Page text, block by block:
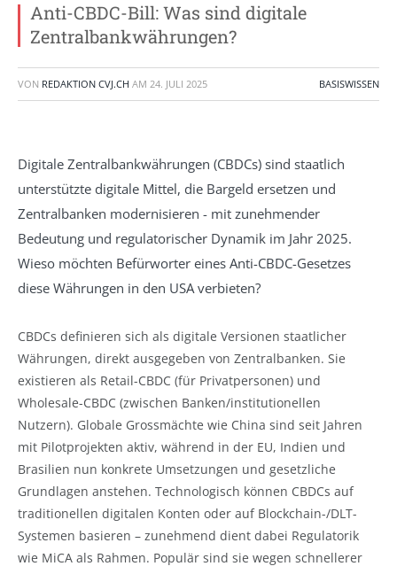
Anti-CBDC-Bill: Was sind digitale
Zentralbankwährungen?
VON REDAKTION CVJ.CH AM 24. JULI 2025 BASISWISSEN
Digitale Zentralbankwährungen (CBDCs) sind staatlich
unterstützte digitale Mittel, die Bargeld ersetzen und
Zentralbanken modernisieren - mit zunehmender
Bedeutung und regulatorischer Dynamik im Jahr 2025.
Wieso möchten Befürworter eines Anti-CBDC-Gesetzes
diese Währungen in den USA verbieten?
CBDCs definieren sich als digitale Versionen staatlicher
Währungen, direkt ausgegeben von Zentralbanken. Sie
existieren als Retail-CBDC (für Privatpersonen) und
Wholesale-CBDC (zwischen Banken/institutionellen
Nutzern). Globale Grossmächte wie China sind seit Jahren
mit Pilotprojekten aktiv, während in der EU, Indien und
Brasilien nun konkrete Umsetzungen und gesetzliche
Grundlagen anstehen. Technologisch können CBDCs auf
traditionellen digitalen Konten oder auf Blockchain-/DLT-
Systemen basieren – zunehmend dient dabei Regulatorik
wie MiCA als Rahmen. Populär sind sie wegen schnellerer